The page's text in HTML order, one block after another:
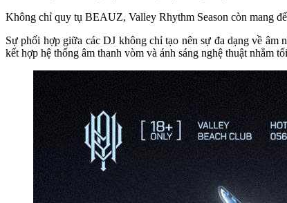
Không chỉ quy tụ BEAUZ, Valley Rhythm Season còn mang
Sự phối hợp giữa các DJ không chỉ tạo nên sự đa dạng về
kết hợp hệ thống âm thanh vòm và ánh sáng nghệ thuật nhằm